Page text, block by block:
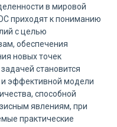
в мировой
приходят к пониманию
с целью
обеспечения
новых точек
становится
эффективной модели
способной
явлениям, при
практические